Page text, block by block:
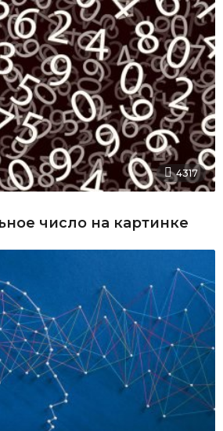
4317
число на картинке